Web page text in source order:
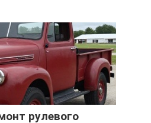
рулевого